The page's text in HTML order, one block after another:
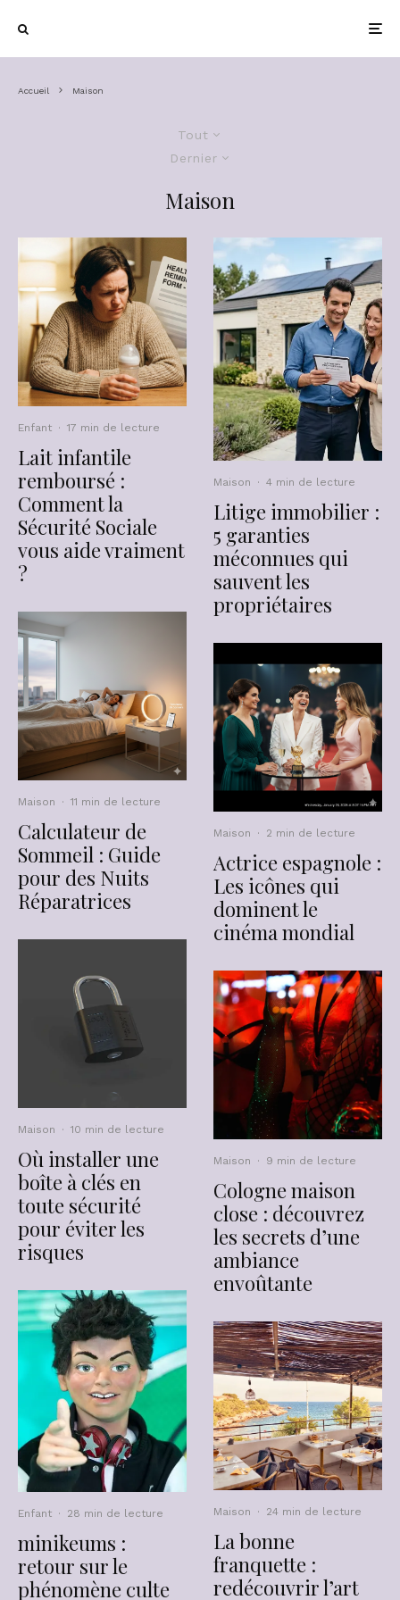
Accueil Maison
Tout
Dernier
Maison
Enfant · 17 min de lecture
Lait infantile
remboursé :
Comment la
Sécurité Sociale
vous aide vraiment
?
Maison · 11 min de lecture
Calculateur de
Sommeil : Guide
pour des Nuits
Réparatrices
Maison · 10 min de lecture
Où installer une
boîte à clés en
toute sécurité
pour éviter les
risques
Enfant · 28 min de lecture
minikeums :
retour sur le
phénomène culte
Maison · 4 min de lecture
Litige immobilier :
5 garanties
méconnues qui
sauvent les
propriétaires
Maison · 2 min de lecture
Actrice espagnole :
Les icônes qui
dominent le
cinéma mondial
Maison · 9 min de lecture
Cologne maison
close : découvrez
les secrets d’une
ambiance
envoûtante
Maison · 24 min de lecture
La bonne
franquette :
redécouvrir l’art